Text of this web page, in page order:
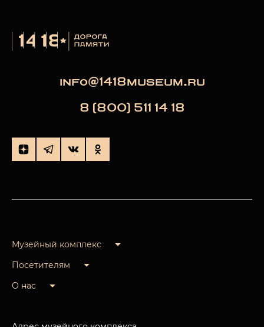
info@1418museum.ru
8 (800) 511 14 18
Музейный комплекс
Посетителям
О нас